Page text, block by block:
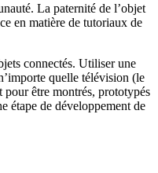
La paternité de l’objet
en matière de tutoriaux de
connectés. Utiliser une
quelle télévision (le
être montrés, prototypés
étape de développement de